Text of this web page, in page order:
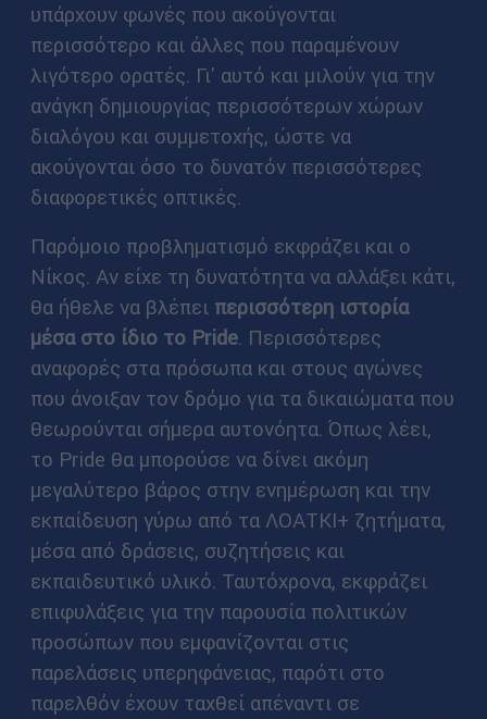
υπάρχουν φωνές που ακούγονται
περισσότερο και άλλες που παραμένουν
λιγότερο ορατές. Γι' αυτό και μιλούν για την
ανάγκη δημιουργίας περισσότερων χώρων
διαλόγου και συμμετοχής, ώστε να
ακούγονται όσο το δυνατόν περισσότερες
διαφορετικές οπτικές.
Παρόμοιο προβληματισμό εκφράζει και ο
Νίκος. Αν είχε τη δυνατότητα να αλλάξει κάτι,
θα ήθελε να βλέπει περισσότερη ιστορία
μέσα στο ίδιο το Pride. Περισσότερες
αναφορές στα πρόσωπα και στους αγώνες
που άνοιξαν τον δρόμο για τα δικαιώματα που
θεωρούνται σήμερα αυτονόητα. Όπως λέει,
το Pride θα μπορούσε να δίνει ακόμη
μεγαλύτερο βάρος στην ενημέρωση και την
εκπαίδευση γύρω από τα ΛΟΑΤΚΙ+ ζητήματα,
μέσα από δράσεις, συζητήσεις και
εκπαιδευτικό υλικό. Ταυτόχρονα, εκφράζει
επιφυλάξεις για την παρουσία πολιτικών
προσώπων που εμφανίζονται στις
παρελάσεις υπερηφάνειας, παρότι στο
παρελθόν έχουν ταχθεί απέναντι σε